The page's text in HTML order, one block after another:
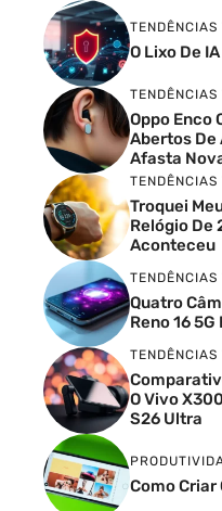
TENDÊNCIAS
O Lixo De
TENDÊNCIAS
Oppo Enco
Abertos De
Afasta
TENDÊNCIAS
Troquei
Relógio De
Aconteceu
TENDÊNCIAS
Quatro
Reno 16
TENDÊNCIAS
O Vivo
S26 Ultra
Como